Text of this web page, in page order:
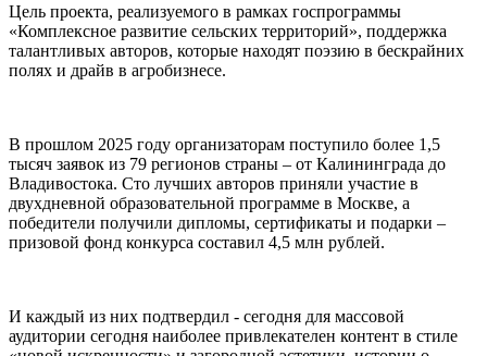
Цель проекта, реализуемого в рамках госпрограммы
«Комплексное развитие сельских территорий», поддержка
талантливых авторов, которые находят поэзию в бескрайних
полях и драйв в агробизнесе.
В прошлом 2025 году организаторам поступило более 1,5
тысяч заявок из 79 регионов страны – от Калининграда до
Владивостока. Сто лучших авторов приняли участие в
двухдневной образовательной программе в Москве, а
победители получили дипломы, сертификаты и подарки –
призовой фонд конкурса составил 4,5 млн рублей.
И каждый из них подтвердил - сегодня для массовой
аудитории сегодня наиболее привлекателен контент в стиле